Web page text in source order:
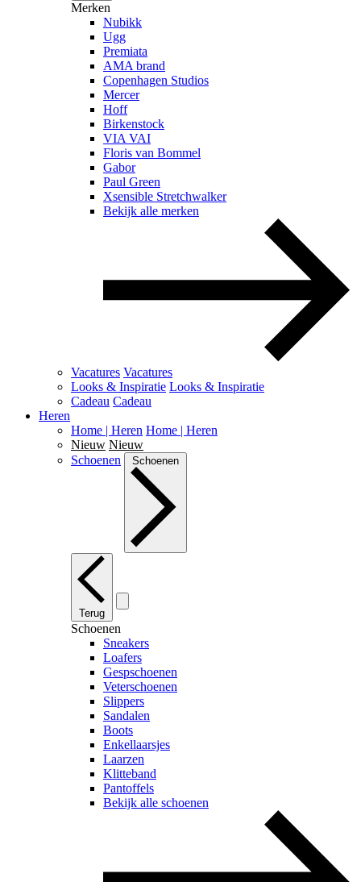
Merken
Nubikk
Ugg
Premiata
AMA brand
Copenhagen Studios
Mercer
Hoff
Birkenstock
VIA VAI
Floris van Bommel
Gabor
Paul Green
Xsensible Stretchwalker
Bekijk alle merken
Vacatures Vacatures
Looks & Inspiratie Looks & Inspiratie
Cadeau Cadeau
Heren
Home | Heren Home | Heren
Nieuw Nieuw
Schoenen
Schoenen
Terug
Schoenen
Sneakers
Loafers
Gespschoenen
Veterschoenen
Slippers
Sandalen
Boots
Enkellaarsjes
Laarzen
Klitteband
Pantoffels
Bekijk alle schoenen